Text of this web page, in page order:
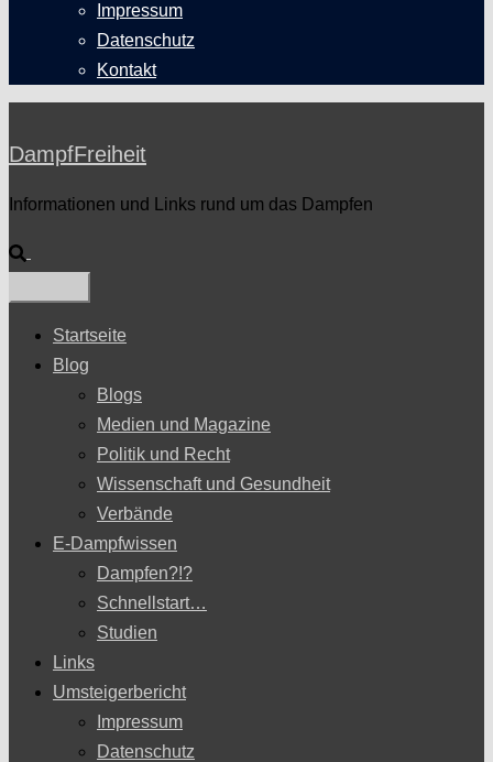
Impressum
Datenschutz
Kontakt
DampfFreiheit
Informationen und Links rund um das Dampfen
Suche
Startseite
Blog
Blogs
Medien und Magazine
Politik und Recht
Wissenschaft und Gesundheit
Verbände
E-Dampfwissen
Dampfen?!?
Schnellstart…
Studien
Links
Umsteigerbericht
Impressum
Datenschutz